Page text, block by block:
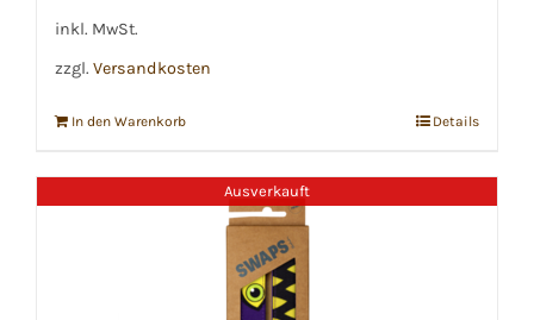
inkl. MwSt.
zzgl. Versandkosten
In den Warenkorb Details
Ausverkauft